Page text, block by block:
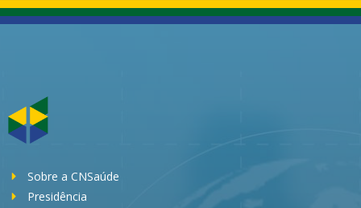
Sobre a CNSaúde
Presidência